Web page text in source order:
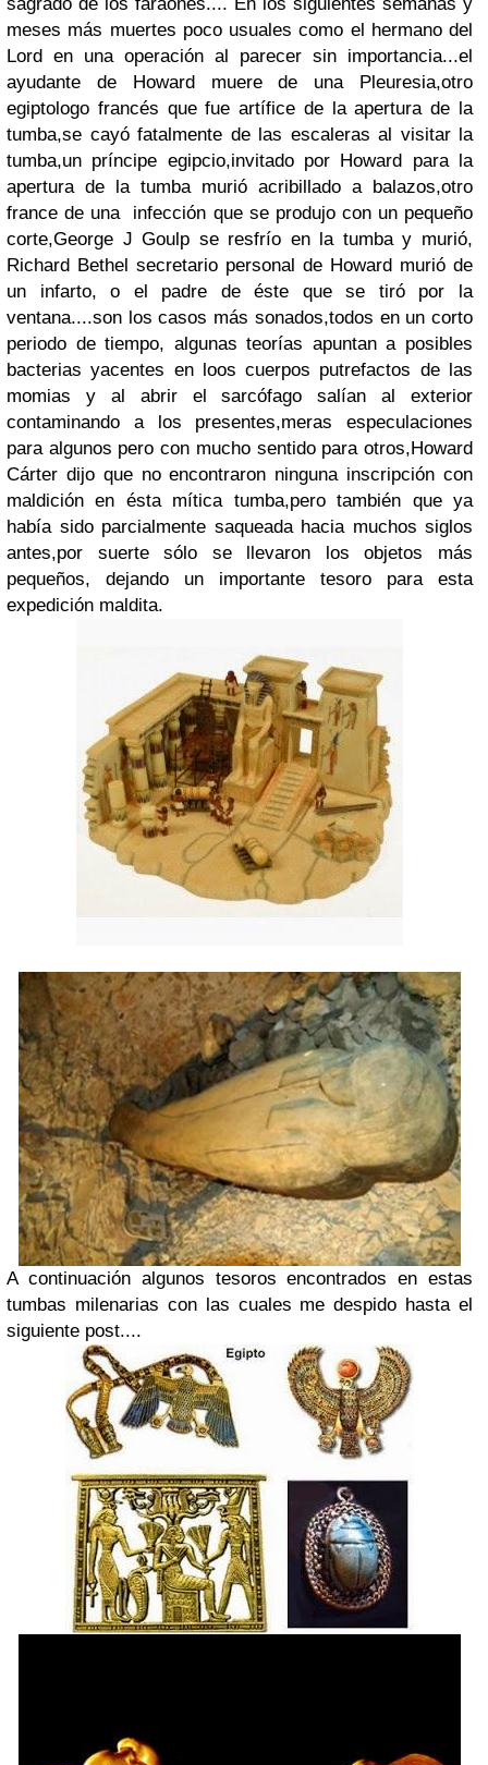
meses más muertes poco usuales como el hermano del
Lord en una operación al parecer sin importancia...el
ayudante de Howard muere de una Pleuresia,otro
egiptologo francés que fue artífice de la apertura de la
tumba,se cayó fatalmente de las escaleras al visitar la
tumba,un príncipe egipcio,invitado por Howard para la
apertura de la tumba murió acribillado a balazos,otro
france de una infección que se produjo con un pequeño
corte,George J Goulp se resfrío en la tumba y murió,
Richard Bethel secretario personal de Howard murió de
un infarto, o el padre de éste que se tiró por la
ventana....son los casos más sonados,todos en un corto
periodo de tiempo, algunas teorías apuntan a posibles
bacterias yacentes en loos cuerpos putrefactos de las
momias y al abrir el sarcófago salían al exterior
contaminando a los presentes,meras especulaciones
para algunos pero con mucho sentido para otros,Howard
Cárter dijo que no encontraron ninguna inscripción con
maldición en ésta mítica tumba,pero también que ya
había sido parcialmente saqueada hacia muchos siglos
antes,por suerte sólo se llevaron los objetos más
pequeños, dejando un importante tesoro para esta
expedición maldita.
A continuación algunos tesoros encontrados en estas
tumbas milenarias con las cuales me despido hasta el
siguiente post....